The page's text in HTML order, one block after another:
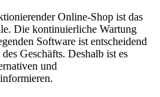
Online-Shop ist das
Die kontinuierliche Wartung
Software ist entscheidend
Geschäfts. Deshalb ist es
und